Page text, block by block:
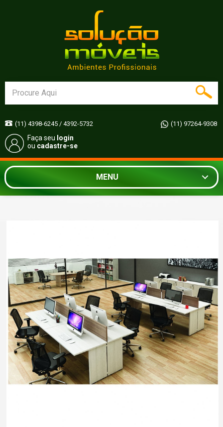
(11) 4398-6245 / 4392-5732 (11) 97264-9308
Faça seu login
ou cadastre-se
MENU